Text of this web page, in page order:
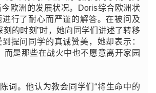
欧洲的发展状况。Doris综合欧洲状
行了耐心而严谨的解答。在被问及
刻的时刻”时，她向同学们讲述了转移
提问同学的真诚赞美，她却表示：
而是那些在战火中也不愿意离开家园
词。他认为教会同学们“将生命中的